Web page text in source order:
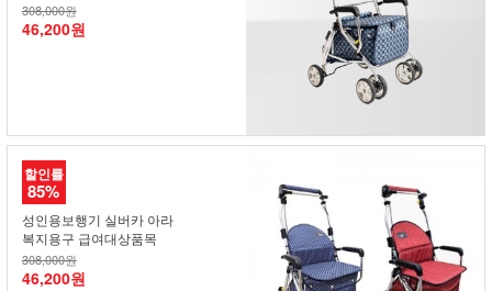
308,000원
46,200원
할인률
85%
성인용보행기 실버카 아라
복지용구 급여대상품목
308,000원
46,200원